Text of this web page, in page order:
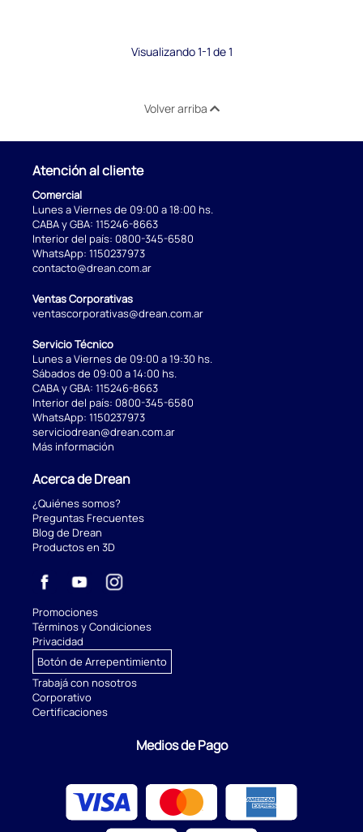
Visualizando 1-1 de 1
Volver arriba
Atención al cliente
Comercial
Lunes a Viernes de 09:00 a 18:00 hs.
CABA y GBA: 115246-8663
Interior del país: 0800-345-6580
WhatsApp: 1150237973
contacto@drean.com.ar
Ventas Corporativas
ventascorporativas@drean.com.ar
Servicio Técnico
Lunes a Viernes de 09:00 a 19:30 hs.
Sábados de 09:00 a 14:00 hs.
CABA y GBA: 115246-8663
Interior del país: 0800-345-6580
WhatsApp: 1150237973
serviciodrean@drean.com.ar
Más información
Acerca de Drean
¿Quiénes somos?
Preguntas Frecuentes
Blog de Drean
Productos en 3D
Promociones
Términos y Condiciones
Privacidad
Botón de Arrepentimiento
Trabajá con nosotros
Corporativo
Certificaciones
Medios de Pago